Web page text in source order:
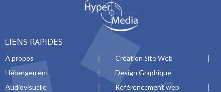
LIENS RAPIDES
A propos
Création Site Web
Hébergement
Design Graphique
Audiovisuelle
Référencement web